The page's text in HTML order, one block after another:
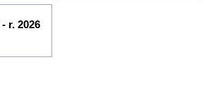
r. 2026